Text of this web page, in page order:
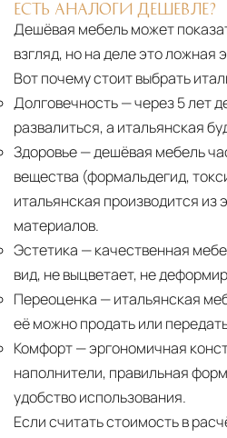
ЕСТЬ АНАЛОГИ ДЕШЕВЛЕ?
Дешёвая мебель может
взгляд, но на деле это ложная
Вот почему стоит выбрать
Долговечность— через 5 лет
развалиться, а итальянская
Здоровье— дешёвая мебель
вещества (формальдегид,
итальянская производится из
материалов.
Эстетика — качественная
вид, не выцветает, не
Переоценка — итальянская
её можно продать или
Комфорт— эргономичная
наполнители, правильная
удобство использования.
Если считать стоимость в